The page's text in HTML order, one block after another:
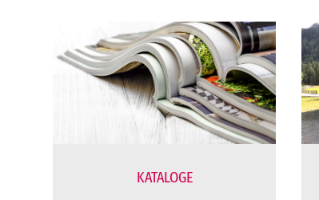
KATALOGE